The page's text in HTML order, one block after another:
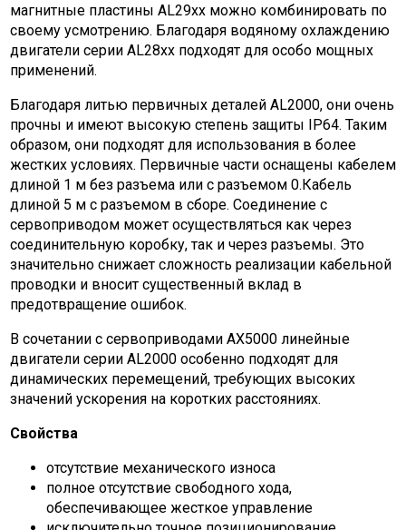
магнитные пластины AL29xx можно комбинировать по
своему усмотрению. Благодаря водяному охлаждению
двигатели серии AL28xx подходят для особо мощных
применений.
Благодаря литью первичных деталей AL2000, они очень
прочны и имеют высокую степень защиты IP64. Таким
образом, они подходят для использования в более
жестких условиях. Первичные части оснащены кабелем
длиной 1 м без разъема или с разъемом 0.Кабель
длиной 5 м с разъемом в сборе. Соединение с
сервоприводом может осуществляться как через
соединительную коробку, так и через разъемы. Это
значительно снижает сложность реализации кабельной
проводки и вносит существенный вклад в
предотвращение ошибок.
В сочетании с сервоприводами AX5000 линейные
двигатели серии AL2000 особенно подходят для
динамических перемещений, требующих высоких
значений ускорения на коротких расстояниях.
Свойства
отсутствие механического износа
полное отсутствие свободного хода,
обеспечивающее жесткое управление